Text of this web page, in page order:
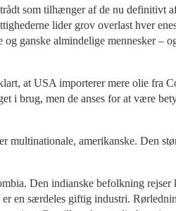
som tilhænger af de nu definitivt
lider grov overlast hver
ganske almindelige mennesker –
at USA importerer mere olie fra
i brug, men de anses for at være
multinationale, amerikanske. Den
Den indianske befolkning
en særdeles giftig industri.